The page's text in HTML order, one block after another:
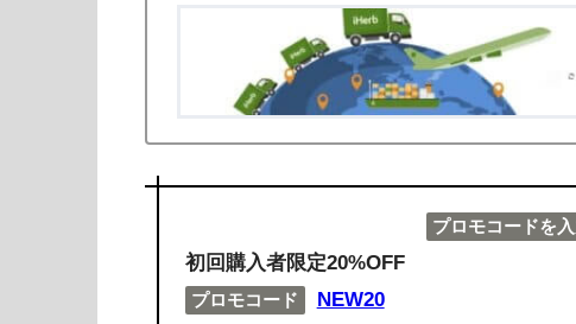
プロモコードを
初回購入者限定20%OFF
プロモコード
NEW20